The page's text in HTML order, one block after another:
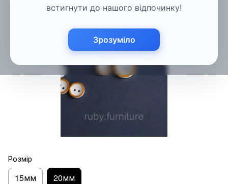
встигнути до нашого відпочинку!
Зрозуміло
Розмір
15мм 20мм